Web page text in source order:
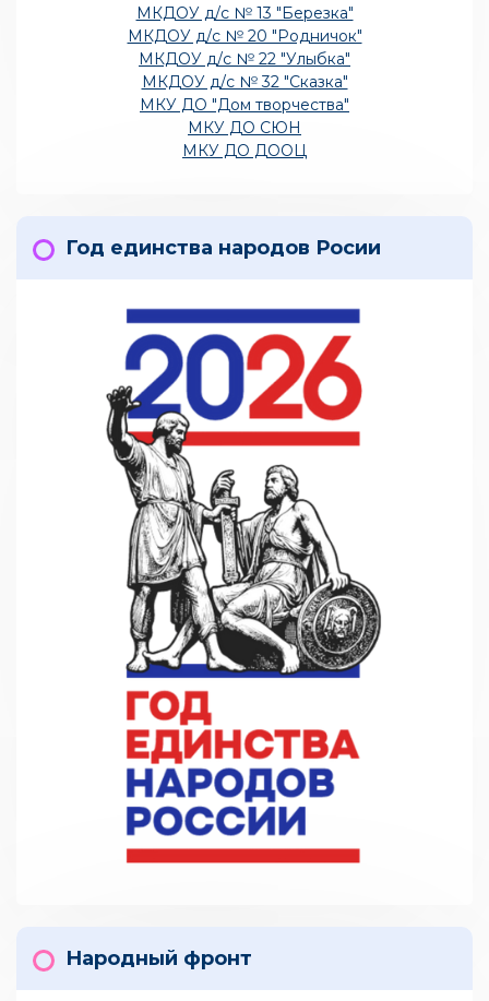
МКДОУ д/с № 13 "Березка"
МКДОУ д/с № 20 "Родничок"
МКДОУ д/с № 22 "Улыбка"
МКДОУ д/с № 32 "Сказка"
МКУ ДО "Дом творчества"
МКУ ДО СЮН
МКУ ДО ДООЦ
Год единства народов Росии
Народный фронт